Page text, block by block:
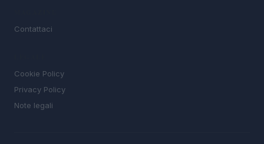
Contattaci
Cookie Policy
Privacy Policy
Note legali